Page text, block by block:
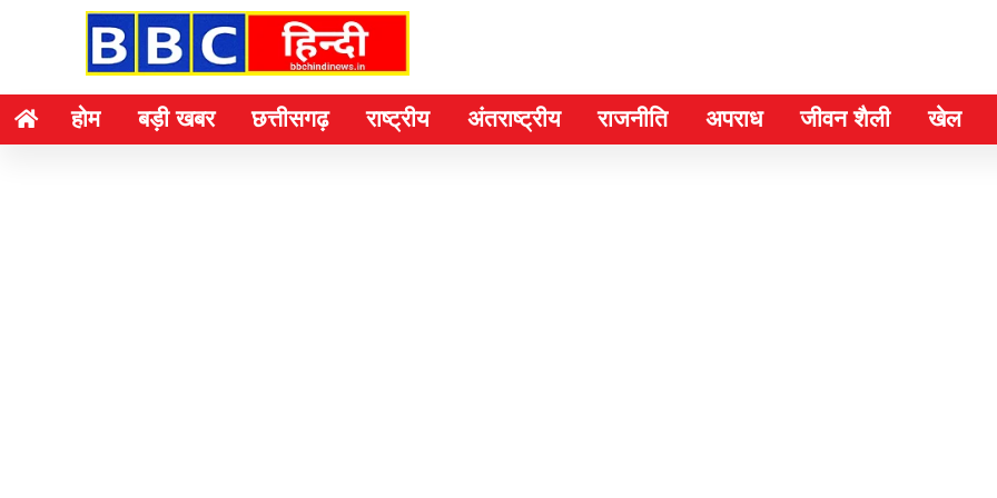
होम बड़ी खबर छत्तीसगढ़ राष्ट्रीय अंतराष्ट्रीय राजनीति अपराध जीवन शैली खेल